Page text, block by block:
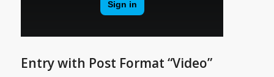
Entry with Post Format “Video”